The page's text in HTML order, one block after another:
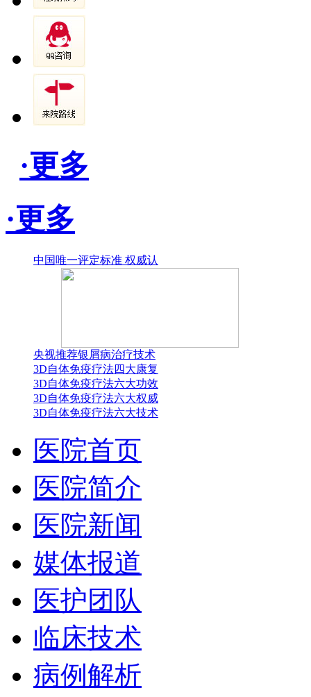
·更多
·更多
中国唯一评定标准 权威认
央视推荐银屑病治疗技术
3D自体免疫疗法四大康复
3D自体免疫疗法六大功效
3D自体免疫疗法六大权威
3D自体免疫疗法六大技术
医院首页
医院简介
医院新闻
媒体报道
医护团队
临床技术
病例解析